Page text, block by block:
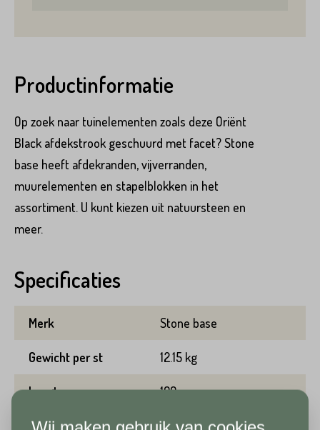
Productinformatie
Op zoek naar tuinelementen zoals deze Oriënt
Black afdekstrook geschuurd met facet? Stone
base heeft afdekranden, vijverranden,
muurelementen en stapelblokken in het
assortiment. U kunt kiezen uit natuursteen en
meer.
Specificaties
Merk Stone base
Gewicht per st 12.15 kg
Lengte 100 cm
Breedte 15 cm
Hoeveel heeft u nodig?*
Achternaam*
Voornaam*
Telefoonnummer*